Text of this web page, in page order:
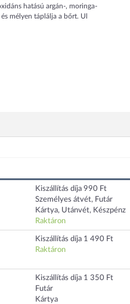
hatású argán-, moringa-
mélyen táplálja a bőrt. Ul
Kiszállítás díja 990 Ft
Személyes átvét, Futár
Kártya, Utánvét, Készpénz
Raktáron
Kiszállítás díja 1 490 Ft
Raktáron
Kiszállítás díja 1 350 Ft
Futár
Kártya